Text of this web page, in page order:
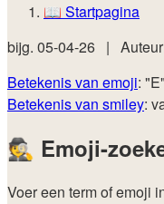
📖 Startpagina
bijg. 05-04-26 |
Betekenis van emoji:
Betekenis van smiley:
🕵️ Emoji-
Voer een term of emoji